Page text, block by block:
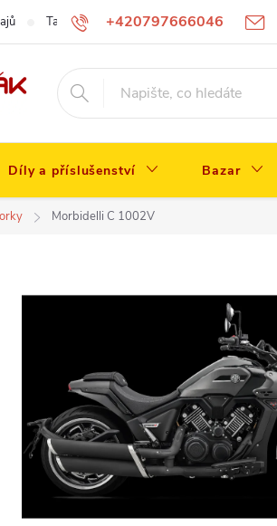
+420797666046
Tabulka velikostí
Díly a příslušenství Bazar
Morbidelli C 1002V